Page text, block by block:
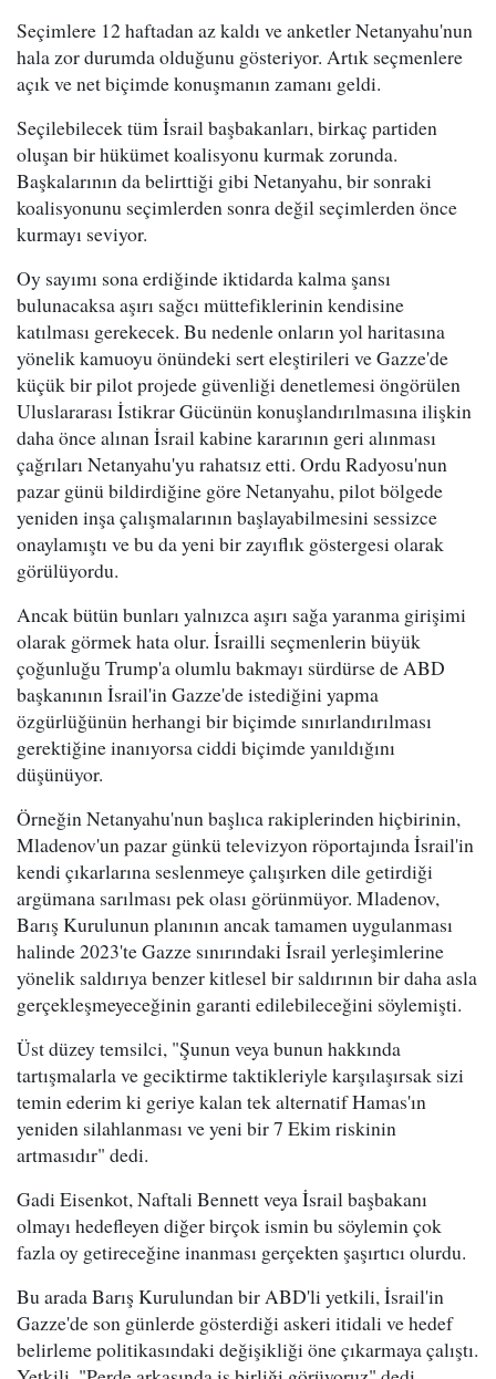
Seçimlere 12 haftadan az kaldı ve anketler Netanyahu'nun
hala zor durumda olduğunu gösteriyor. Artık seçmenlere
açık ve net biçimde konuşmanın zamanı geldi.
Seçilebilecek tüm İsrail başbakanları, birkaç partiden
oluşan bir hükümet koalisyonu kurmak zorunda.
Başkalarının da belirttiği gibi Netanyahu, bir sonraki
koalisyonunu seçimlerden sonra değil seçimlerden önce
kurmayı seviyor.
Oy sayımı sona erdiğinde iktidarda kalma şansı
bulunacaksa aşırı sağcı müttefiklerinin kendisine
katılması gerekecek. Bu nedenle onların yol haritasına
yönelik kamuoyu önündeki sert eleştirileri ve Gazze'de
küçük bir pilot projede güvenliği denetlemesi öngörülen
Uluslararası İstikrar Gücünün konuşlandırılmasına ilişkin
daha önce alınan İsrail kabine kararının geri alınması
çağrıları Netanyahu'yu rahatsız etti. Ordu Radyosu'nun
pazar günü bildirdiğine göre Netanyahu, pilot bölgede
yeniden inşa çalışmalarının başlayabilmesini sessizce
onaylamıştı ve bu da yeni bir zayıflık göstergesi olarak
görülüyordu.
Ancak bütün bunları yalnızca aşırı sağa yaranma girişimi
olarak görmek hata olur. İsrailli seçmenlerin büyük
çoğunluğu Trump'a olumlu bakmayı sürdürse de ABD
başkanının İsrail'in Gazze'de istediğini yapma
özgürlüğünün herhangi bir biçimde sınırlandırılması
gerektiğine inanıyorsa ciddi biçimde yanıldığını
düşünüyor.
Örneğin Netanyahu'nun başlıca rakiplerinden hiçbirinin,
Mladenov'un pazar günkü televizyon röportajında İsrail'in
kendi çıkarlarına seslenmeye çalışırken dile getirdiği
argümana sarılması pek olası görünmüyor. Mladenov,
Barış Kurulunun planının ancak tamamen uygulanması
halinde 2023'te Gazze sınırındaki İsrail yerleşimlerine
yönelik saldırıya benzer kitlesel bir saldırının bir daha asla
gerçekleşmeyeceğinin garanti edilebileceğini söylemişti.
Üst düzey temsilci, "Şunun veya bunun hakkında
tartışmalarla ve geciktirme taktikleriyle karşılaşırsak sizi
temin ederim ki geriye kalan tek alternatif Hamas'ın
yeniden silahlanması ve yeni bir 7 Ekim riskinin
artmasıdır" dedi.
Gadi Eisenkot, Naftali Bennett veya İsrail başbakanı
olmayı hedefleyen diğer birçok ismin bu söylemin çok
fazla oy getireceğine inanması gerçekten şaşırtıcı olurdu.
Bu arada Barış Kurulundan bir ABD'li yetkili, İsrail'in
Gazze'de son günlerde gösterdiği askeri itidali ve hedef
belirleme politikasındaki değişikliği öne çıkarmaya çalıştı.